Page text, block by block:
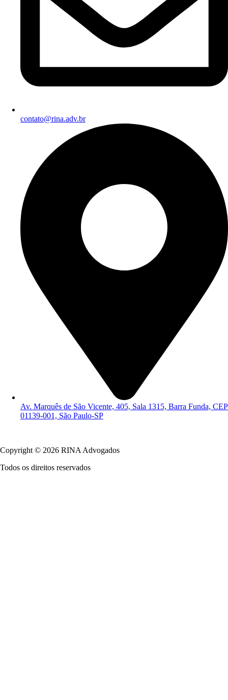
contato@rina.adv.br
Av. Marquês de São Vicente, 405, Sala 1315, Barra Funda, CEP
01139-001, São Paulo-SP
Copyright © 2026 RINA Advogados
Todos os direitos reservados